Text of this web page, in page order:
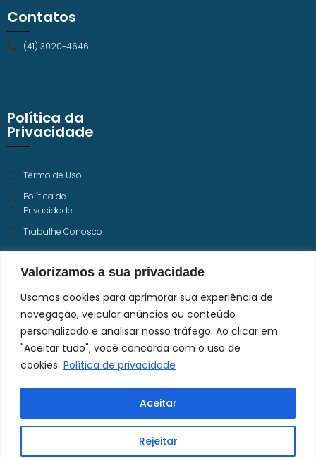
Valorizamos a sua privacidade
Usamos cookies para aprimorar sua experiência de
navegação, veicular anúncios ou conteúdo
personalizado e analisar nosso tráfego. Ao clicar em
"Aceitar tudo", você concorda com o uso de
cookies. Política de privacidade
Rejeitar
Aceitar
Política da
Privacidade
Termo de Uso
Política de
Privacidade
Trabalhe Conosco
Contatos
(41) 3020-4646
Técnico: Dr. Hamilton Moreira CRM 9.388 | RQE 2.872
CORONEL DULCIDIO OFTALMOLOGIA LTDA - 04.684.654/0006-47